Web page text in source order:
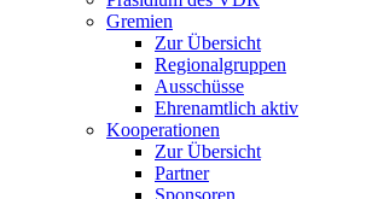
Gremien
Zur Übersicht
Regionalgruppen
Ausschüsse
Ehrenamtlich aktiv
Kooperationen
Zur Übersicht
Partner
Sponsoren